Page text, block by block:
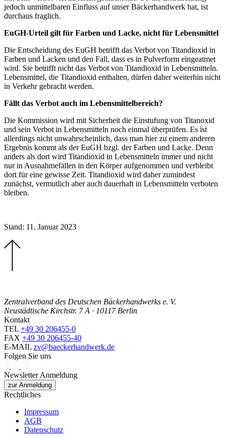
jedoch unmittelbaren Einfluss auf unser Bäckerhandwerk hat, ist
durchaus fraglich.
EuGH-Urteil gilt für Farben und Lacke, nicht für Lebensmittel
Die Entscheidung des EuGH betrifft das Verbot von Titandioxid in
Farben und Lacken und den Fall, dass es in Pulverform eingeatmet
wird. Sie betrifft nicht das Verbot von Titandioxid in Lebensmitteln.
Lebensmittel, die Titandioxid enthalten, dürfen daher weiterhin nicht
in Verkehr gebracht werden.
Fällt das Verbot auch im Lebensmittelbereich?
Die Kommission wird mit Sicherheit die Einstufung von Titanoxid
und sein Verbot in Lebensmitteln noch einmal überprüfen. Es ist
allerdings nicht unwahrscheinlich, dass man hier zu einem anderen
Ergebnis kommt als der EuGH bzgl. der Farben und Lacke. Denn
anders als dort wird Titandioxid in Lebensmitteln immer und nicht
nur in Ausnahmefällen in den Körper aufgenommen und verbleibt
dort für eine gewisse Zeit. Titandioxid wird daher zumindest
zunächst, vermutlich aber auch dauerhaft in Lebensmitteln verboten
bleiben.
Stand: 11. Januar 2023
Zentralverband des Deutschen Bäckerhandwerks e. V.
Neustädtische Kirchstr. 7 A · 10117 Berlin
Kontakt
TEL +49 30 206455-0
FAX +49 30 206455-40
E-MAIL zv@baeckerhandwerk.de
Folgen Sie uns
Newsletter Anmeldung
zur Anmeldung
Rechtliches
Impressum
AGB
Datenschutz